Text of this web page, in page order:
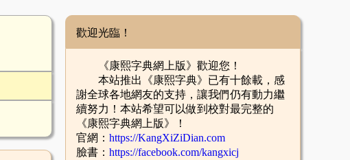
歡迎光臨！
《康熙字典網上版》歡迎您！
本站推出《康熙字典》已有十餘載，感
謝全球各地網友的支持，讓我們仍有動力繼
續努力！本站希望可以做到校對最完整的
《康熙字典網上版》！
官網： https://KangXiZiDian.com
臉書： https://facebook.com/kangxicj